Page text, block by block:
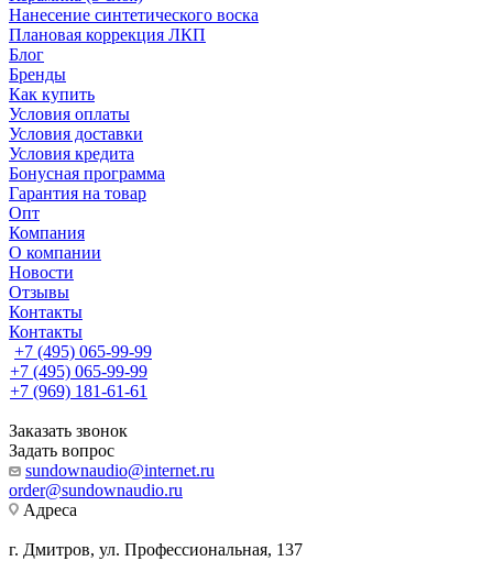
Нанесение синтетического воска
Плановая коррекция ЛКП
Блог
Бренды
Как купить
Условия оплаты
Условия доставки
Условия кредита
Бонусная программа
Гарантия на товар
Опт
Компания
О компании
Новости
Отзывы
Контакты
Контакты
+7 (495) 065-99-99
+7 (495) 065-99-99
+7 (969) 181-61-61
Заказать звонок
Задать вопрос
sundownaudio@internet.ru
order@sundownaudio.ru
Адреса
г. Дмитров, ул. Профессиональная, 137